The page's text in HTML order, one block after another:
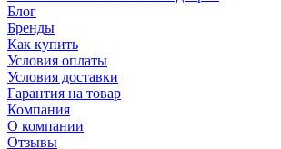
Блог
Бренды
Как купить
Условия оплаты
Условия доставки
Гарантия на товар
Компания
О компании
Отзывы